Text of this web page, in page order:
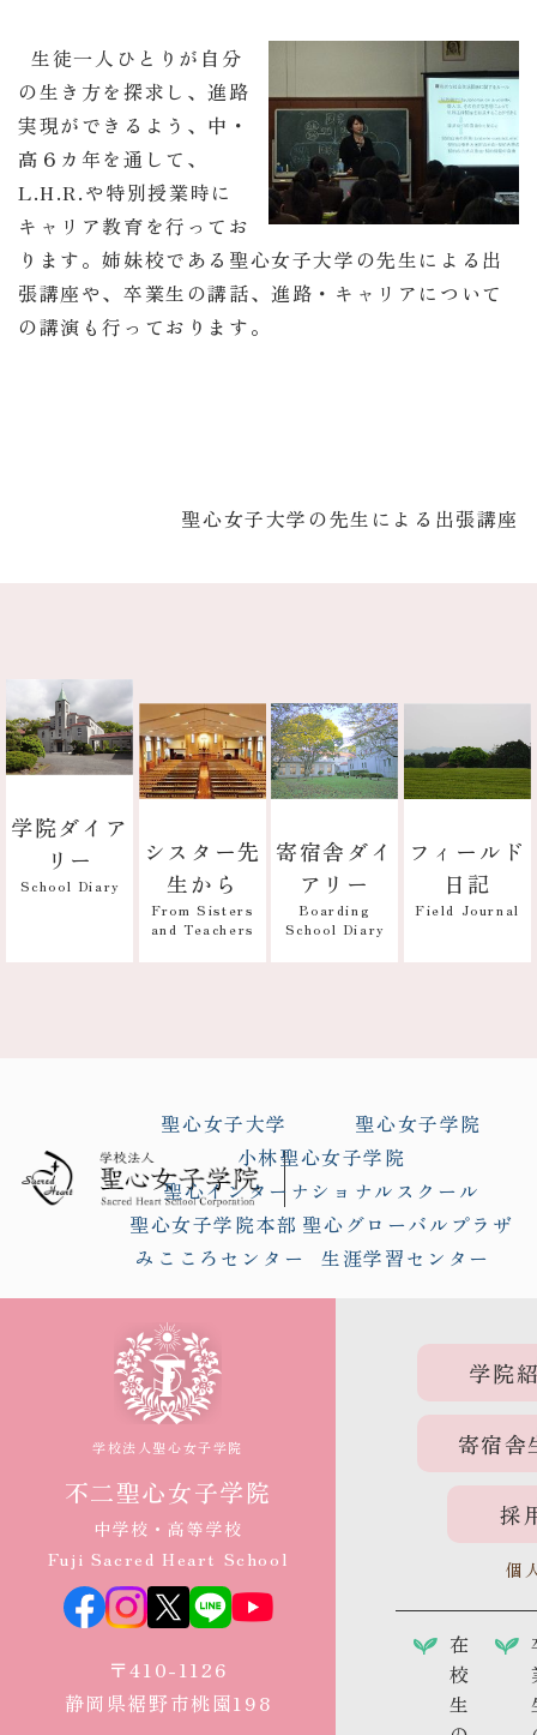
生徒一人ひとりが自分
の生き方を探求し、進路
実現ができるよう、中・
高６カ年を通して、
L.H.R.や特別授業時に
キャリア教育を行ってお
ります。姉妹校である聖心女子大学の先生による出
張講座や、卒業生の講話、進路・キャリアについて
の講演も行っております。
聖心女子大学の先生による出張講座
学院ダイア
リー
School Diary
シスター先
生から
From Sisters
and Teachers
寄宿舎ダイ
アリー
Boarding
School Diary
フィールド
日記
Field Journal
聖心女子大学
聖心女子学院
小林聖心女子学院
聖心インターナショナルスクール
聖心女子学院本部 聖心グローバルプラザ
みこころセンター
生涯学習センター
学校法人聖心女子学院
不二聖心女子学院
中学校・高等学校
Fuji Sacred Heart School
〒410-1126
静岡県裾野市桃園198
学院
寄宿舎
採
個
在
校
生